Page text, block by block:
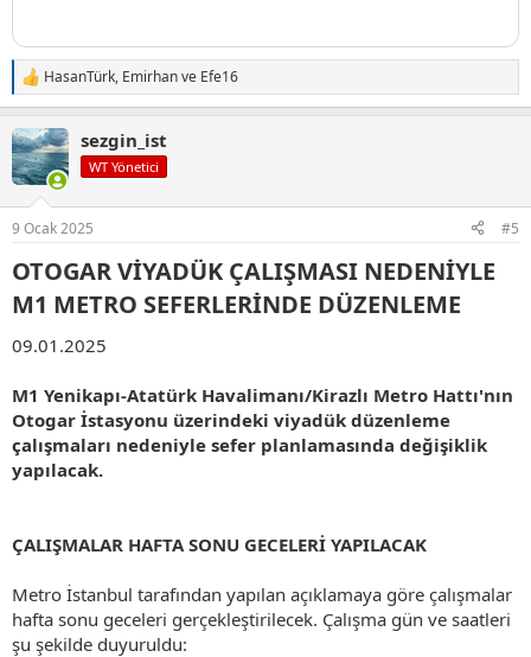
T
e
k
i
l
HasanTürk, Emirhanve Efe16
sezgin_ist
WT Yönetici
9 Ocak 2025 #5
OTOGAR VİYADÜK ÇALIŞMASI NEDENİYLE
M1 METRO SEFERLERİNDE DÜZENLEME​
09.01.2025
M1 Yenikapı-Atatürk Havalimanı/Kirazlı Metro Hattı'nın
Otogar İstasyonu üzerindeki viyadük düzenleme
çalışmaları nedeniyle sefer planlamasında değişiklik
yapılacak.
ÇALIŞMALAR HAFTA SONU GECELERİ YAPILACAK
Metro İstanbul tarafından yapılan açıklamaya göre çalışmalar
hafta sonu geceleri gerçekleştirilecek. Çalışma gün ve saatleri
şu şekilde duyuruldu: